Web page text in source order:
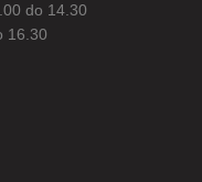
do 14.30
16.30